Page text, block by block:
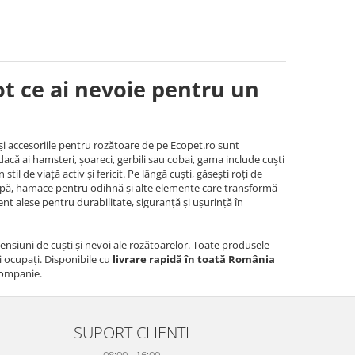
ce ai nevoie pentru un
accesoriile pentru rozătoare de pe Ecopet.ro sunt
ai hamsteri, șoareci, gerbili sau cobai, gama include cuști
de viață activ și fericit. Pe lângă cuști, găsești roți de
hamace pentru odihnă și alte elemente care transformă
alese pentru durabilitate, siguranță și ușurință în
de cuști și nevoi ale rozătoarelor. Toate produsele
Disponibile cu livrare rapidă în toată România
SUPORT CLIENTI